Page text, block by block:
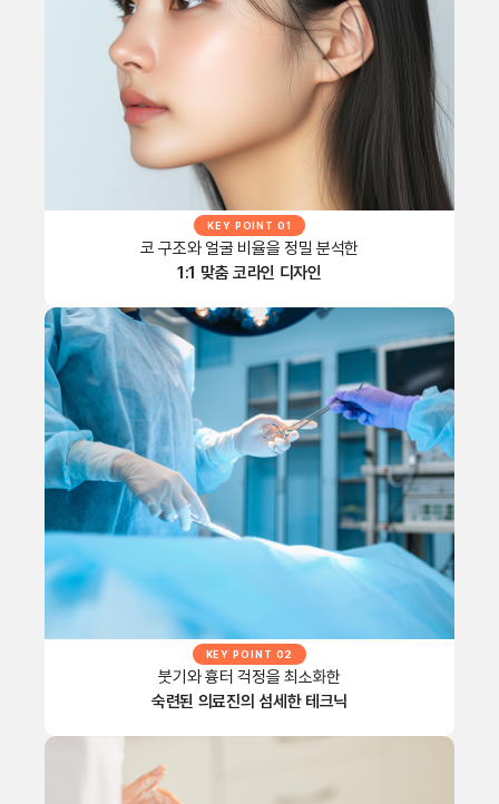
KEY POINT 01
코 구조와 얼굴 비율을 정밀 분석한
1:1 맞춤 코라인 디자인
KEY POINT 02
붓기와 흉터 걱정을 최소화한
숙련된 의료진의 섬세한 테크닉